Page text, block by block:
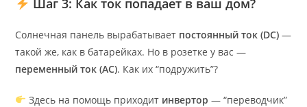
Шаг 3: Как ток попадает в ваш дом?
Солнечная панель вырабатывает постоянный ток (DC) —
такой же, как в батарейках. Но в розетке у вас —
переменный ток (AC). Как их “подружить”?
Здесь на помощь приходит инвертор — “переводчик”